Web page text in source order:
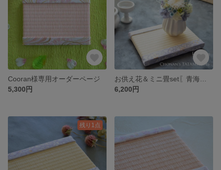
Cooran様専用オーダーページ
5,300円
6,200円
残り1点